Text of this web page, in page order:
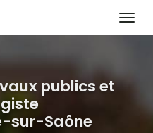
publics et
sur-Saône